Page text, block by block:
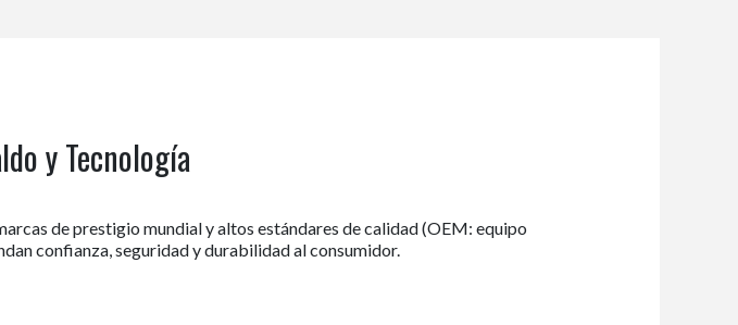
y Tecnología
de prestigio mundial y altos estándares de calidad (OEM: equipo
confianza, seguridad y durabilidad al consumidor.